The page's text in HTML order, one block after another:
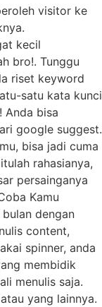
visitor ke
kecil
bro!. Tunggu
riset keyword
satu kata kunci
Anda bisa
google suggest.
bisa jadi cuma
rahasianya,
persainganya
Kamu
dengan
content,
spinner, anda
membidik
menulis saja.
yang lainnya.